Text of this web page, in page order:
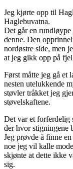
Jeg kjørte opp til
Haglebuvatna.
Det går en
denne. Den
nordøstre side, men
at jeg gikk opp på
Først måtte jeg gå et
nesten utelukkende
støvler tråkket jeg
støvelskaftene.
Det var et forferdelig
der hvor stigningene
Jeg prøvde å finne
noe jeg vil kalle
skjønte at dette ikke
sig.